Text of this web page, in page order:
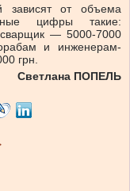
зависят от объема
цифры такие:
— 5000-7000
и инженерам-
грн.
Светлана ПОПЕЛЬ